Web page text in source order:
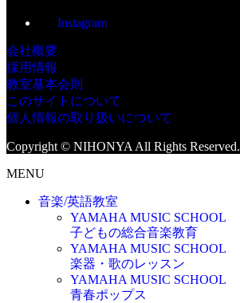
Instagram
会社概要
採用情報
教室基本会則
このサイトについて
個人情報の取り扱いについて
Copyright © NIHONYA All Rights Reserved.
MENU
音楽/英語教室
YAMAHA MUSIC SCHOOL
子どもの総合音楽教育
YAMAHA MUSIC SCHOOL
楽器・歌のレッスン
YAMAHA MUSIC SCHOOL
青春ポップス